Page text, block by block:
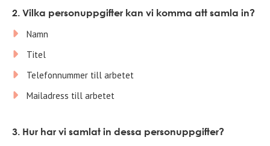
2. Vilka personuppgifter kan vi komma att samla in?
Namn
Titel
Telefonnummer till arbetet
Mailadress till arbetet
3. Hur har vi samlat in dessa personuppgifter?